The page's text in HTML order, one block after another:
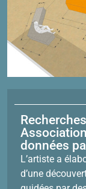
données
L’artiste a
d’une